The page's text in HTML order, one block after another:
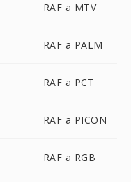
RAF a MTV
RAF a PALM
RAF a PCT
RAF a PICON
RAF a RGB